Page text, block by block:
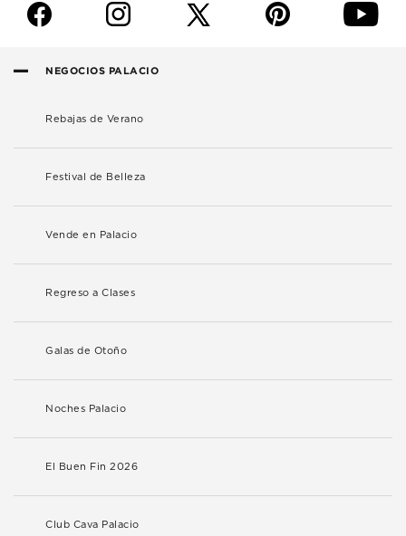
f i p y
NEGOCIOS PALACIO
Rebajas de Verano
Festival de Belleza
Vende en Palacio
Regreso a Clases
Galas de Otoño
Noches Palacio
El Buen Fin 2026
Club Cava Palacio